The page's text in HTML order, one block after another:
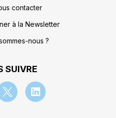
contacter
à la Newsletter
nous ?
SUIVRE